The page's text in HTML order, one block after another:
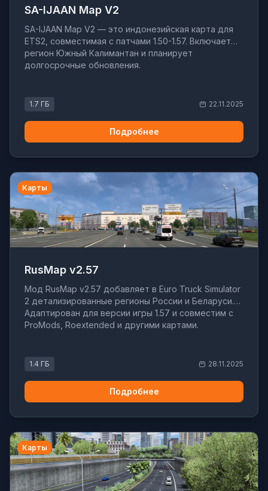
SA-IJAAN Map V2
SA-IJAAN Map V2 — это индонезийская карта для
ETS2, совместимая с патчами 1.50-1.57. Включает
регион Южный Калимантан и планирует
долгосрочные обновления.
1.7 ГБ 22.11.2025
Подробнее
Карты
RusMap v2.57
Мод RusMap v2.57 добавляет в Euro Truck Simulator
2 детализированные регионы России и Беларуси.
Адаптирован для версии игры 1.57 и совместим с
ProMods, Roextended и другими картами.
1.4 ГБ 28.11.2025
Подробнее
Карты